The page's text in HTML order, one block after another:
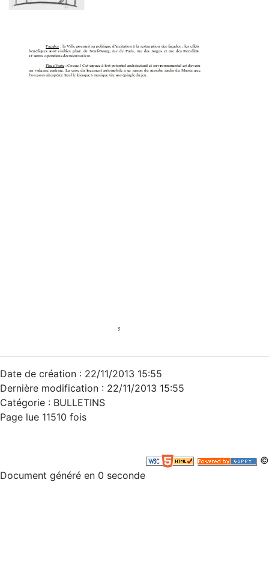
Date de création : 22/11/2013 15:55
Dernière modification : 22/11/2013 15:55
Catégorie : BULLETINS
Page lue 11510 fois
©
Document généré en 0 seconde